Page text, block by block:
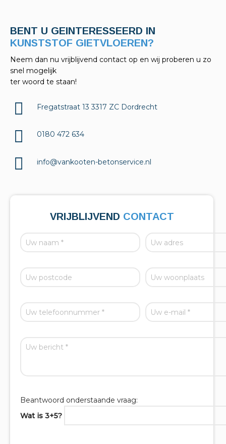
BENT U GEINTERESSEERD IN
KELDERAFDICHTINGEN?
Neem dan nu vrijblijvend contact op en wij proberen u zo
snel mogelijk
ter woord te staan!
Fregatstraat 13 3317 ZC Dordrecht
0180 472 634
info@vankooten-betonservice.nl
VRIJBLIJVEND CONTACT
Beantwoord onderstaande vraag:
Wat is 3+5?